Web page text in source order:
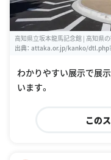
高知県立坂本龍馬記念館 | 高知県の
出典： attaka.or.jp/kanko/
わかりやすい展示で展
います。
この